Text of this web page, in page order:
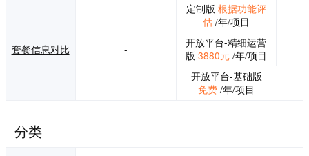
提升互联网行业运
营效率！ 我们希望
以此切入互联网行
业用户运营领域。
未来我们希望推出
更深入更多样的用
户运营产品，并且
套餐信息对比 -
定制版 根据功能评
估/年/项目
开放平台-精细运营
版 3880元/年/项目
开放平台-基础版
免费 /年/项目
分类